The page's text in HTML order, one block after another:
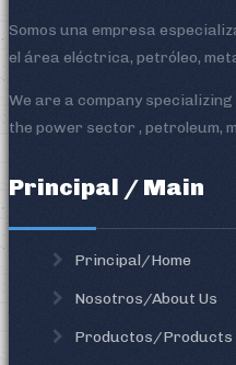
Somos una empresa
el área eléctrica, petróleo,
We are a company
the power sector , petroleum,
Principal / Main
Principal/Home
Nosotros/About Us
Productos/Products